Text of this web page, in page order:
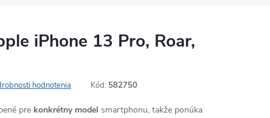
iPhone 13 Pro, Roar,
hodnotenia Kód: 582750
pre konkrétny model smartphonu, takže ponúka